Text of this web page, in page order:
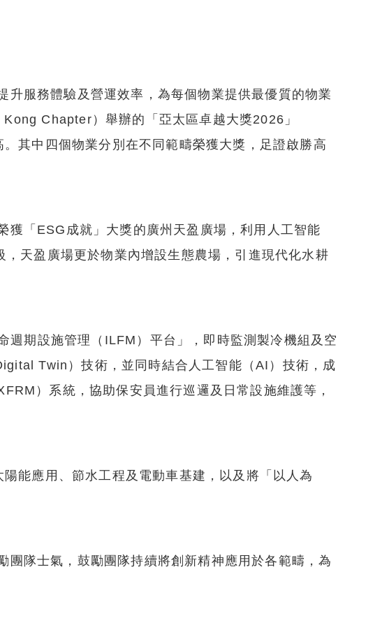
服務體驗及營運效率，為每個物業提供最優質的物業
Chapter）舉辦的「亞太區卓越大獎2026」
其中四個物業分別在不同範疇榮獲大獎，足證啟勝高
獲「ESG成就」大獎的廣州天盈廣場，利用人工智能
天盈廣場更於物業內增設生態農場，引進現代化水耕
期設施管理（ILFM）平台」，即時監測製冷機組及空
Twin）技術，並同時結合人工智能（AI）技術，成
）系統，協助保安員進行巡邏及日常設施維護等，
能應用、節水工程及電動車基建，以及將「以人為
隊士氣，鼓勵團隊持續將創新精神應用於各範疇，為